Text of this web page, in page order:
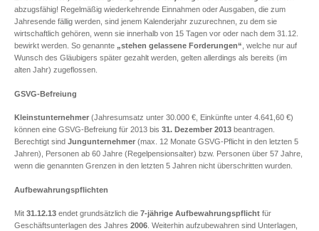
abzugsfähig! Regelmäßig wiederkehrende Einnahmen oder Ausgaben, die zum
Jahresende fällig werden, sind jenem Kalenderjahr zuzurechnen, zu dem sie
wirtschaftlich gehören, wenn sie innerhalb von 15 Tagen vor oder nach dem 31.12.
bewirkt werden. So genannte „stehen gelassene Forderungen“ , welche nur auf
Wunsch des Gläubigers später gezahlt werden, gelten allerdings als bereits (im
alten Jahr) zugeflossen.
GSVG-Befreiung
Kleinstunternehmer (Jahresumsatz unter 30.000 €, Einkünfte unter 4.641,60 €)
können eine GSVG-Befreiung für 2013 bis 31. Dezember 2013 beantragen.
Berechtigt sind Jungunternehmer (max. 12 Monate GSVG-Pflicht in den letzten 5
Jahren), Personen ab 60 Jahre (Regelpensionsalter) bzw. Personen über 57 Jahre,
wenn die genannten Grenzen in den letzten 5 Jahren nicht überschritten wurden.
Aufbewahrungspflichten
Mit 31.12.13 endet grundsätzlich die 7-jährige Aufbewahrungspflicht für
Geschäftsunterlagen des Jahres 2006 . Weiterhin aufzubewahren sind Unterlagen,